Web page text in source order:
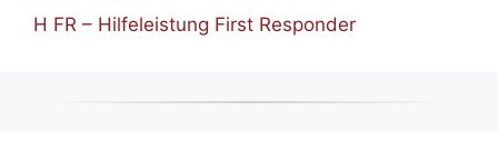
H FR – Hilfeleistung First Responder